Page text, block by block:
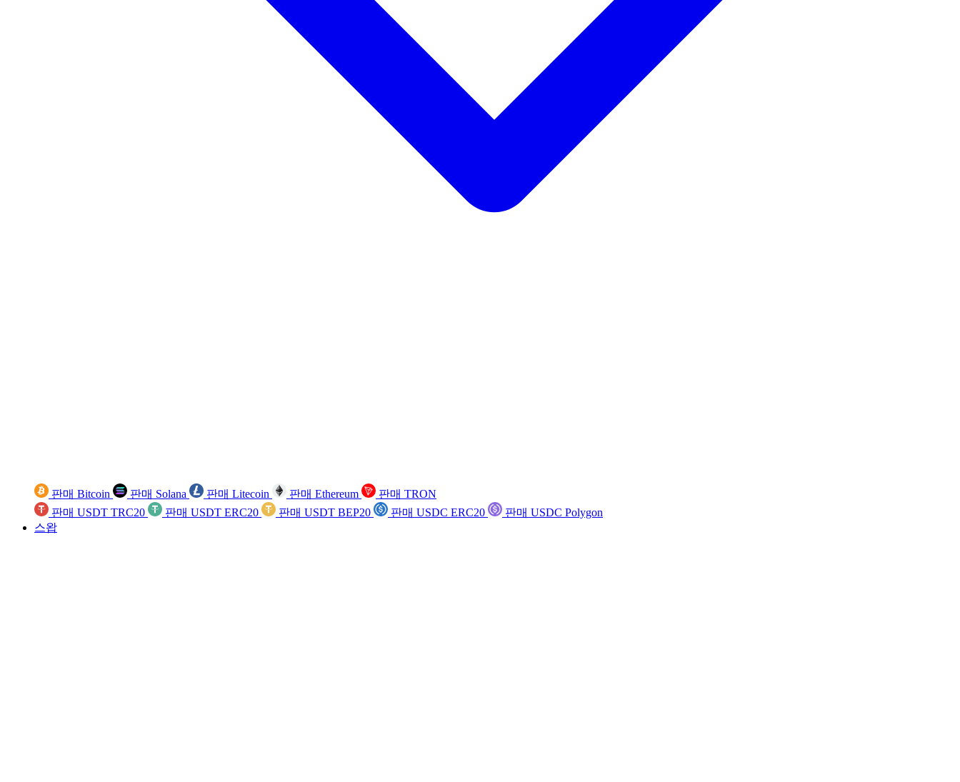
판매 Bitcoin 판매 Solana 판매 Litecoin 판매 Ethereum
판매 TRON
판매 USDT TRC20
판매 USDT ERC20 판매 USDT BEP20 판매 USDC ERC20
판매 USDC Polygon
스왑